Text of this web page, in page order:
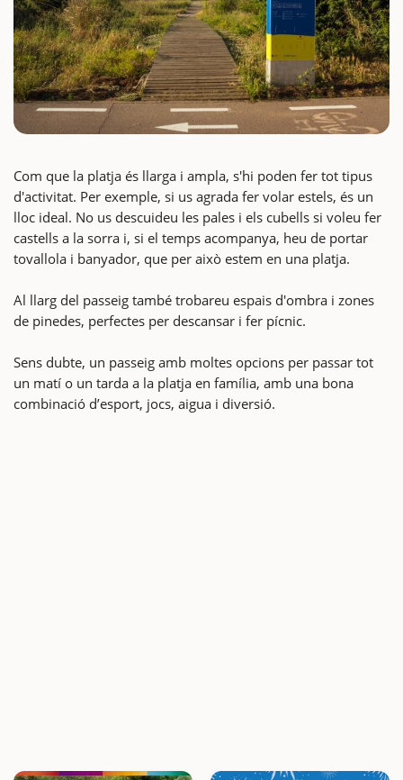
Com que la platja és llarga i ampla, s'hi poden fer tot tipus
d'activitat. Per exemple, si us agrada fer volar estels, és un
lloc ideal. No us descuideu les pales i els cubells si voleu fer
castells a la sorra i, si el temps acompanya, heu de portar
tovallola i banyador, que per això estem en una platja.
Al llarg del passeig també trobareu espais d'ombra i zones
de pinedes, perfectes per descansar i fer pícnic.
Sens dubte, un passeig amb moltes opcions per passar tot
un matí o un tarda a la platja en família, amb una bona
combinació d’esport, jocs, aigua i diversió.